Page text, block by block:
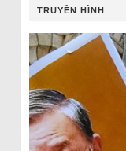
TRUYỀN HÌNH